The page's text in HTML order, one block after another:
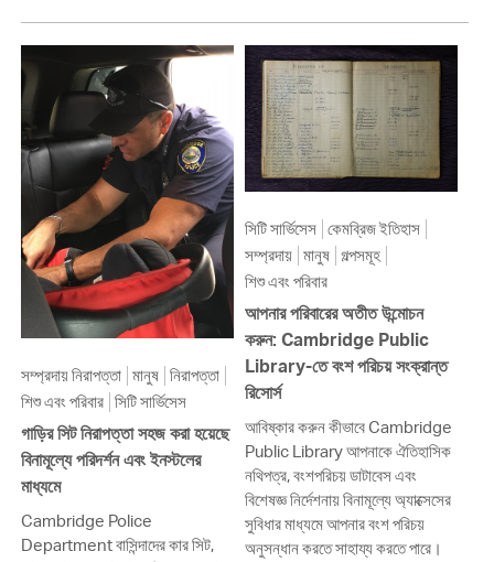
সম্প্রদায় নিরাপত্তা মানুষ নিরাপত্তা
শিশু এবং পরিবার সিটি সার্ভিসেস
গাড়ির সিট নিরাপত্তা সহজ করা হয়েছে
বিনামূল্যে পরিদর্শন এবং ইনস্টলের
মাধ্যমে
Cambridge Police
Department বাসিন্দাদের কার সিট,
সিটি সার্ভিসেস কেমব্রিজ ইতিহাস
সম্প্রদায় মানুষ গল্পসমূহ
শিশু এবং পরিবার
আপনার পরিবারের অতীত উন্মোচন
করুন: Cambridge Public
Library-তে বংশ পরিচয় সংক্রান্ত
রিসোর্স
আবিষ্কার করুন কীভাবে Cambridge
Public Library আপনাকে ঐতিহাসিক
নথিপত্র, বংশপরিচয় ডাটাবেস এবং
বিশেষজ্ঞ নির্দেশনায় বিনামূল্যে অ্যাক্সেসের
সুবিধার মাধ্যমে আপনার বংশ পরিচয়
অনুসন্ধান করতে সাহায্য করতে পারে।